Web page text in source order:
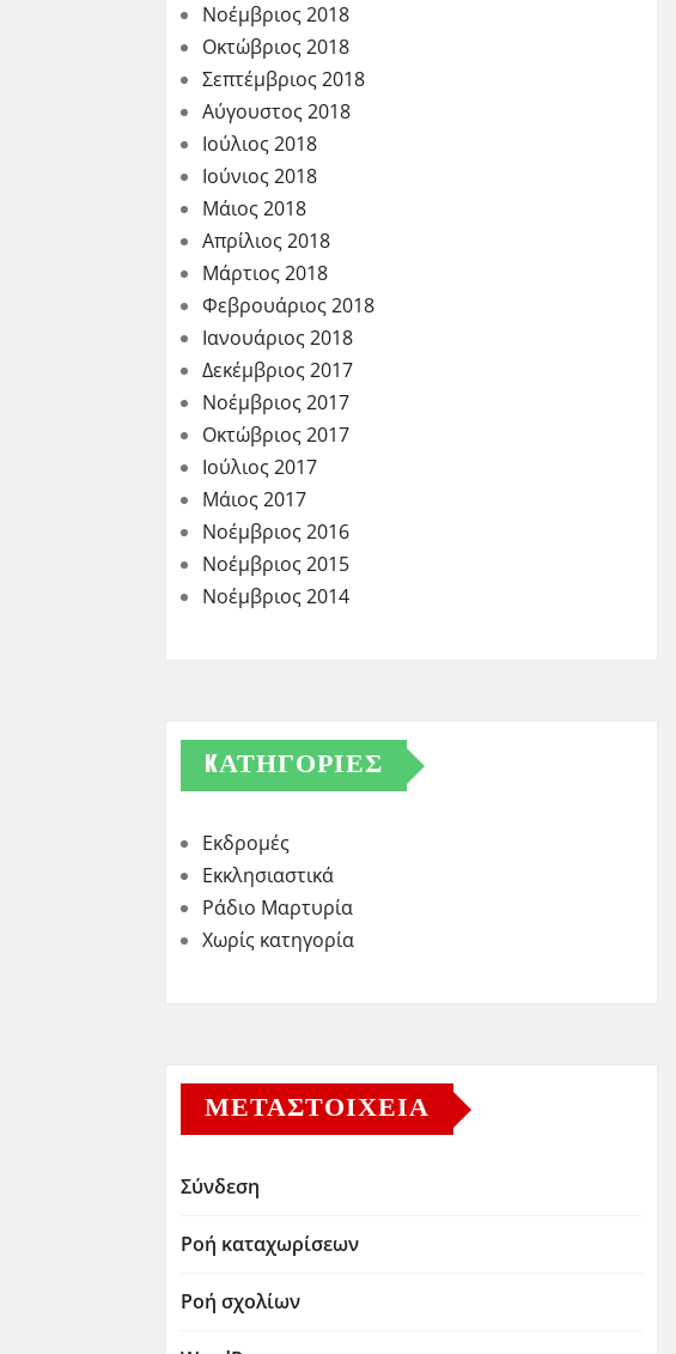
Νοέμβριος 2018
Οκτώβριος 2018
Σεπτέμβριος 2018
Αύγουστος 2018
Ιούλιος 2018
Ιούνιος 2018
Μάιος 2018
Απρίλιος 2018
Μάρτιος 2018
Φεβρουάριος 2018
Ιανουάριος 2018
Δεκέμβριος 2017
Νοέμβριος 2017
Οκτώβριος 2017
Ιούλιος 2017
Μάιος 2017
Νοέμβριος 2016
Νοέμβριος 2015
Νοέμβριος 2014
KΑΤΗΓΟΡΊΕΣ
Εκδρομές
Εκκλησιαστικά
Ράδιο Μαρτυρία
Χωρίς κατηγορία
ΜΕΤΑΣΤΟΙΧΕΊΑ
Σύνδεση
Ροή καταχωρίσεων
Ροή σχολίων